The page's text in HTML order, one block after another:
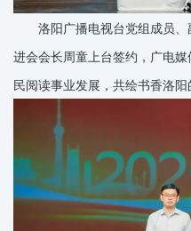
洛阳广播电视台党组成员、
进会会长周童上台签约，广电
民阅读事业发展，共绘书香洛阳